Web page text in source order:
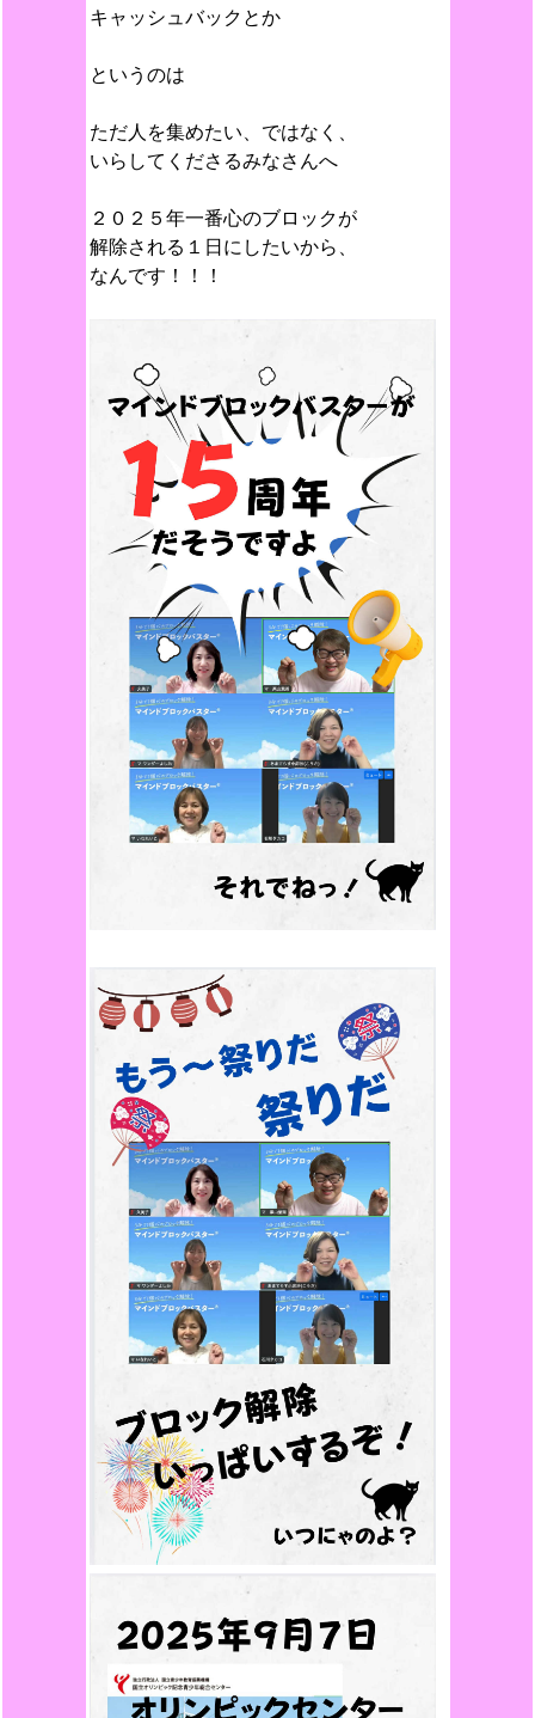
キャッシュバックとか
というのは
ただ人を集めたい、ではなく、
いらしてくださるみなさんへ
２０２５年一番心のブロックが
解除される１日にしたいから、
なんです！！！